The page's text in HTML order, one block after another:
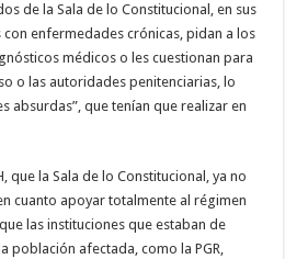
de la Sala de lo Constitucional, en sus
enfermedades crónicas, pidan a los
médicos o les cuestionan para
o las autoridades penitenciarias, lo
absurdas”, que tenían que realizar en
que la Sala de lo Constitucional, ya no
cuanto apoyar totalmente al régimen
las instituciones que estaban de
población afectada, como la PGR,